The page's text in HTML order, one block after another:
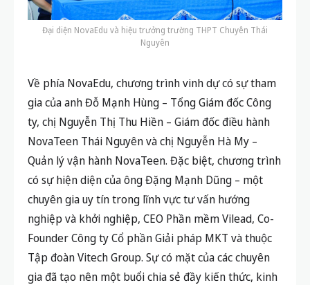
Đại diện NovaEdu và hiệu trưởng trường THPT Chuyên Thái
Nguyên
Về phía NovaEdu, chương trình vinh dự có sự tham
gia của anh Đỗ Mạnh Hùng – Tổng Giám đốc Công
ty, chị Nguyễn Thị Thu Hiền – Giám đốc điều hành
NovaTeen Thái Nguyên và chị Nguyễn Hà My –
Quản lý vận hành NovaTeen. Đặc biệt, chương trình
có sự hiện diện của ông Đặng Mạnh Dũng – một
chuyên gia uy tín trong lĩnh vực tư vấn hướng
nghiệp và khởi nghiệp, CEO Phần mềm Vilead, Co-
Founder Công ty Cổ phần Giải pháp MKT và thuộc
Tập đoàn Vitech Group. Sự có mặt của các chuyên
gia đã tạo nên một buổi chia sẻ đầy kiến thức, kinh